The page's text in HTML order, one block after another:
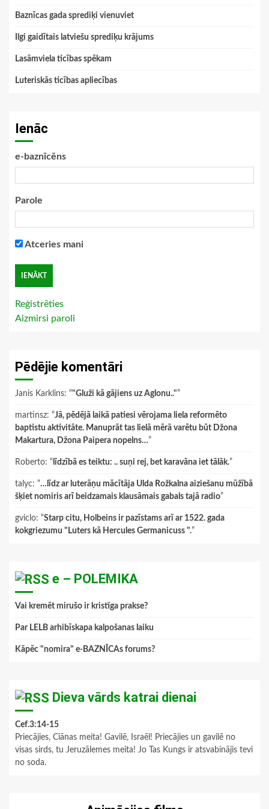
Baznīcas gada sprediķi vienuviet
Ilgi gaidītais latviešu sprediķu krājums
Lasāmviela ticības spēkam
Luteriskās ticības apliecības
Ienāc
e-baznīcēns
Parole
Atceries mani
Reģistrēties
Aizmirsi paroli
Pēdējie komentāri
Janis Karklins: “"Gluži kā gājiens uz Aglonu.."”
martinsz: “Jā, pēdējā laikā patiesi vērojama liela reformēto
baptistu aktivitāte. Manuprāt tas lielā mērā varētu būt Džona
Makartura, Džona Paipera nopelns…”
Roberto: “ līdzībā es teiktu: .. suņi rej, bet karavāna iet tālāk.”
talyc: “…līdz ar luterāņu mācītāja Ulda Rožkalna aiziešanu mūžībā
šķiet nomiris arī beidzamais klausāmais gabals tajā radio”
gviclo: “Starp citu, Holbeins ir pazīstams arī ar 1522. gada
kokgriezumu "Luters kā Hercules Germanicuss ".”
e – POLEMIKA
Vai kremēt mirušo ir kristīga prakse?
Par LELB arhibīskapa kalpošanas laiku
Kāpēc "nomira" e-BAZNĪCAs forums?
Dieva vārds katrai dienai
Cef.3:14-15
Priecājies, Ciānas meita! Gavilē, Israēl! Priecājies un gavilē no
visas sirds, tu Jeruzālemes meita! Jo Tas Kungs ir atsvabinājis tevi
no soda.